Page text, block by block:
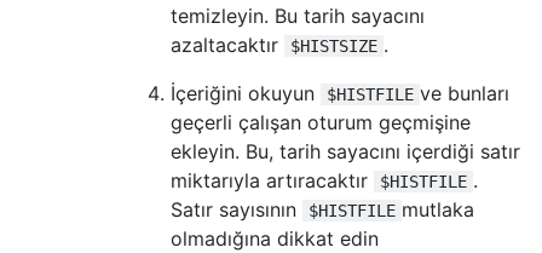
temizleyin. Bu tarih sayacını
azaltacaktır
$HISTSIZE .
İçeriğini okuyun
$HISTFILE ve bunları
geçerli çalışan oturum geçmişine
ekleyin. Bu, tarih sayacını içerdiği satır
miktarıyla artıracaktır
$HISTFILE .
Satır sayısının
$HISTFILE mutlaka
olmadığına dikkat edin